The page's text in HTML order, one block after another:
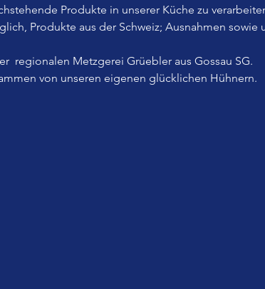
Produkte in unserer Küche zu
Produkte aus der Schweiz; Ausnahmen sowie
regionalen Metzgerei Grüebler aus Gossau SG.
von unseren eigenen glücklichen Hühnern.